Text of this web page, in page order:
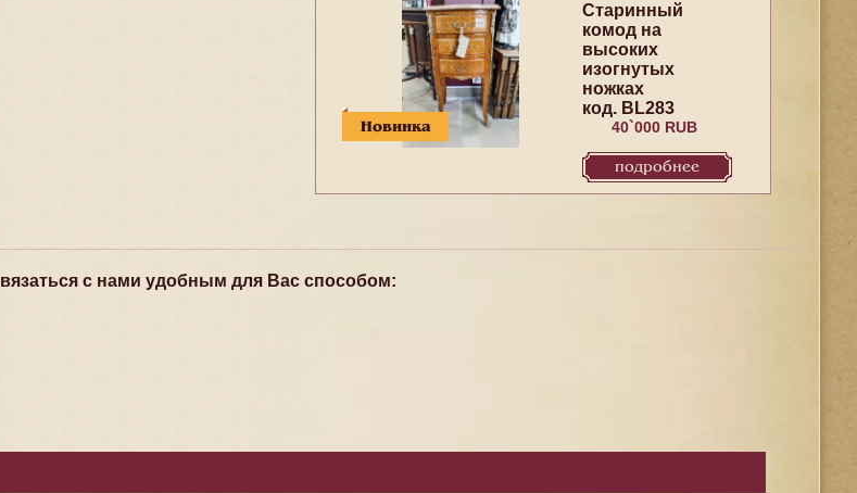
Новинка
Старинный
комод на
высоких
изогнутых
ножках
код. BL283
40`000 RUB
подробнее
с нами удобным для Вас способом: